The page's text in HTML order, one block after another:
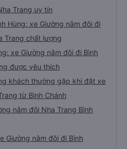
Trang uy tín
Hùng: xe Giường nằm đôi đi
Trang chất lượng
xe Giường nằm đôi đi Bình
được yêu thích
khách thường gặp khi đặt xe
từ Bình Chánh
nằm đôi Nha Trang Bình
Giường nằm đôi đi Bình